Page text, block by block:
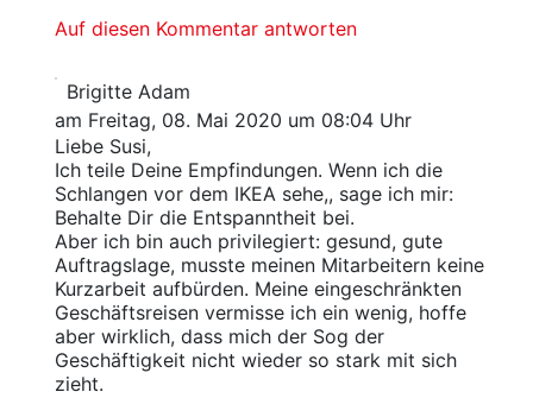
Auf diesen Kommentar antworten
Brigitte Adam
am Freitag, 08. Mai 2020 um 08:04 Uhr
Liebe Susi,
Ich teile Deine Empfindungen. Wenn ich die
Schlangen vor dem IKEA sehe,, sage ich mir:
Behalte Dir die Entspanntheit bei.
Aber ich bin auch privilegiert: gesund, gute
Auftragslage, musste meinen Mitarbeitern keine
Kurzarbeit aufbürden. Meine eingeschränkten
Geschäftsreisen vermisse ich ein wenig, hoffe
aber wirklich, dass mich der Sog der
Geschäftigkeit nicht wieder so stark mit sich
zieht.